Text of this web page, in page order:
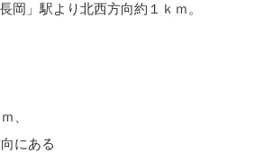
岡」駅より北西方向約１ｋｍ。
、
にある